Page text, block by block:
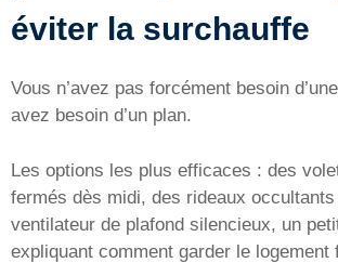
éviter la surchauffe
Vous n’avez pas forcément besoin
avez besoin d’un plan.
Les options les plus efficaces : des
fermés dès midi, des rideaux
ventilateur de plafond silencieux, un
expliquant comment garder le logement